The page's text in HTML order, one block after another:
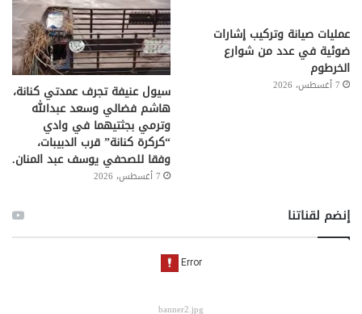
عمليات صيانة وتركيب إشارات
ضوئية في عدد من شوارع
الخرطوم
7 أغسطس، 2026 سيول عنيفة تجرف عمدتي كنانة،
هاشم فضالي وسعد عبدالله
وترمي بجثتيهما في وادي
“كركرة كنانة” قرب الدبيبات،
وفقا للصحفي يوسف عبد المنان.
7 أغسطس، 2026
إنضم لقناتنا
banner2.jpg